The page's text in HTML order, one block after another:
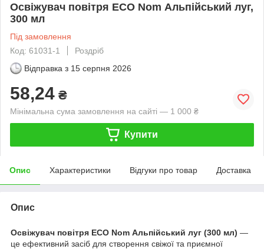
Освіжувач повітря ECO Nom Альпійський луг,
300 мл
Під замовлення
Код: 61031-1
Роздріб
Відправка з 15 серпня 2026
58,24 ₴
Мінімальна сума замовлення на сайті — 1 000 ₴
Купити
Опис Характеристики Відгуки про товар Доставка
Опис
Освіжувач повітря ECO Nom Альпійський луг (300 мл) —
це ефективний засіб для створення свіжої та приємної